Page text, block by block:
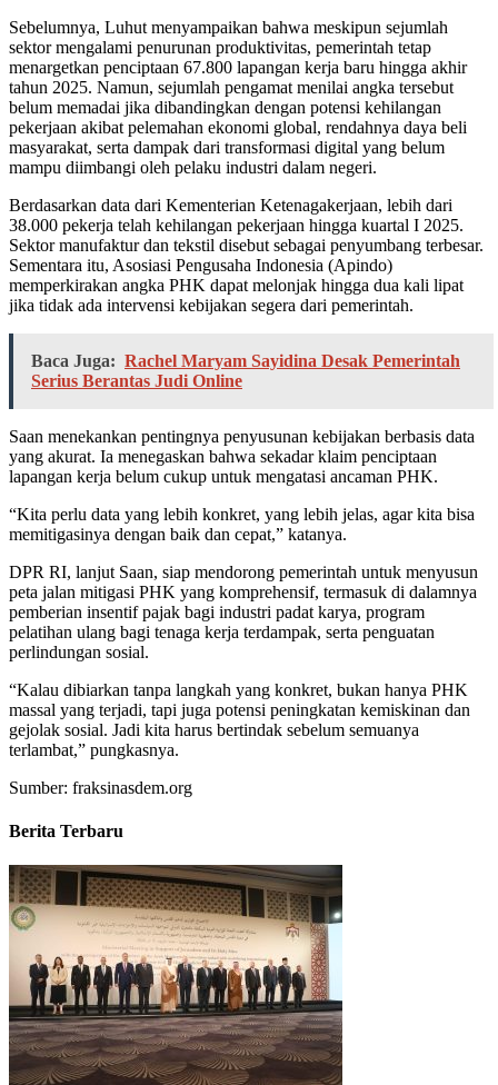
Sebelumnya, Luhut menyampaikan bahwa meskipun sejumlah
sektor mengalami penurunan produktivitas, pemerintah tetap
menargetkan penciptaan 67.800 lapangan kerja baru hingga akhir
tahun 2025. Namun, sejumlah pengamat menilai angka tersebut
belum memadai jika dibandingkan dengan potensi kehilangan
pekerjaan akibat pelemahan ekonomi global, rendahnya daya beli
masyarakat, serta dampak dari transformasi digital yang belum
mampu diimbangi oleh pelaku industri dalam negeri.
Berdasarkan data dari Kementerian Ketenagakerjaan, lebih dari
38.000 pekerja telah kehilangan pekerjaan hingga kuartal I 2025.
Sektor manufaktur dan tekstil disebut sebagai penyumbang terbesar.
Sementara itu, Asosiasi Pengusaha Indonesia (Apindo)
memperkirakan angka PHK dapat melonjak hingga dua kali lipat
jika tidak ada intervensi kebijakan segera dari pemerintah.
Baca Juga: Rachel Maryam Sayidina Desak Pemerintah
Serius Berantas Judi Online
Saan menekankan pentingnya penyusunan kebijakan berbasis data
yang akurat. Ia menegaskan bahwa sekadar klaim penciptaan
lapangan kerja belum cukup untuk mengatasi ancaman PHK.
“Kita perlu data yang lebih konkret, yang lebih jelas, agar kita bisa
memitigasinya dengan baik dan cepat,” katanya.
DPR RI, lanjut Saan, siap mendorong pemerintah untuk menyusun
peta jalan mitigasi PHK yang komprehensif, termasuk di dalamnya
pemberian insentif pajak bagi industri padat karya, program
pelatihan ulang bagi tenaga kerja terdampak, serta penguatan
perlindungan sosial.
“Kalau dibiarkan tanpa langkah yang konkret, bukan hanya PHK
massal yang terjadi, tapi juga potensi peningkatan kemiskinan dan
gejolak sosial. Jadi kita harus bertindak sebelum semuanya
terlambat,” pungkasnya.
Sumber: fraksinasdem.org
Berita Terbaru